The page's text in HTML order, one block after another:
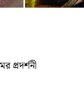
প্রদর্শনী